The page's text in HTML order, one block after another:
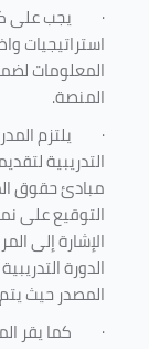
· يجب على
استراتيجيات
المعلومات
المنصة.
· يلتزم
التدريبية
مبادئ حقوق
التوقيع على
الإشارة إلى
الدورة
المصدر حيث
· كما يقر